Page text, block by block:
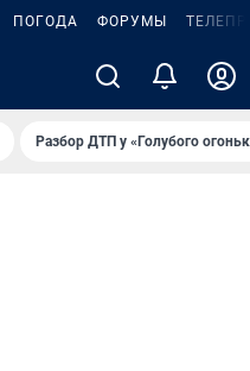
ПОГОДА ФОРУМЫ
Разбор ДТП у «Голубого